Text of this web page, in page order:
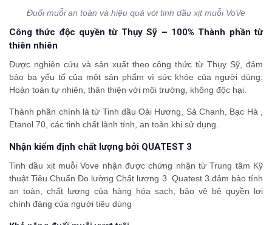
Đuổi muỗi an toàn và hiệu quả với tinh dầu xịt muỗi VoVe
Công thức độc quyền từ Thụy Sỹ – 100% Thành phần từ
thiên nhiên
Được nghiên cứu và sản xuất theo công thức từ Thụy Sỹ, đảm
bảo ba yếu tố của một sản phẩm vì sức khỏe của người dùng:
Hoàn toàn tự nhiên, thân thiện với môi trường, không độc hại.
Thành phần chính là từ Tinh dầu Oải Hương, Sả Chanh, Bạc Hà ,
Etanol 70, các tinh chất lành tính, an toàn khi sử dụng.
Nhận kiểm định chất lượng bởi QUATEST 3
Tinh dầu xịt muỗi Vove nhận được chứng nhận từ Trung tâm Kỹ
thuật Tiêu Chuẩn Đo lường Chất lượng 3. Quatest 3 đảm bảo tính
an toàn, chất lượng của hàng hóa sạch, bảo vệ bệ quyền lợi
chính đáng của người tiêu dùng